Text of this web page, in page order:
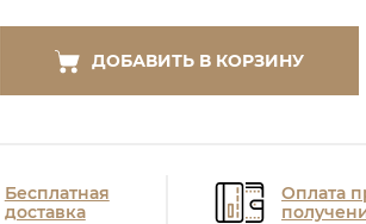
ДОБАВИТЬ В КОРЗИНУ
Бесплатная
доставка
Оплата